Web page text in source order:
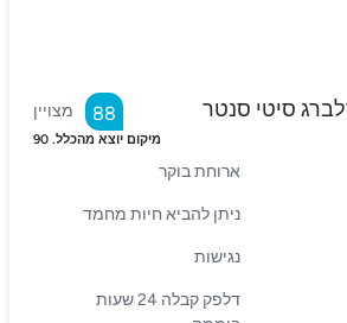
סיטי סנטר מצויין 88
מיקום יוצא מהכלל.90
ארוחת בוקר
ניתן להביא חיות מחמד
נגישות
דלפק קבלה 24 שעות